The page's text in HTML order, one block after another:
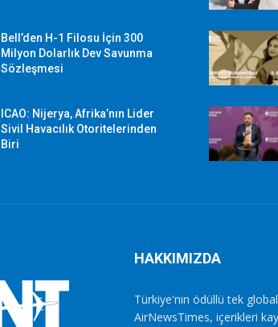
Bell’den H-1 Filosu İçin 300
Milyon Dolarlık Dev Savunma
Sözleşmesi
ICAO: Nijerya, Afrika’nın Lider
Sivil Havacılık Otoritelerinden
Biri
HAKKIMIZDA
Türkiye'nin ödüllü tek
AirNewsTimes, içerikleri